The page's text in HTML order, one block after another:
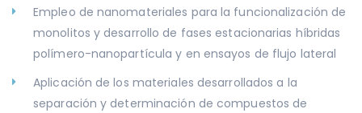
Empleo de nanomateriales para la funcionalización de
monolitos y desarrollo de fases estacionarias híbridas
polímero-nanopartícula y en ensayos de flujo lateral
Aplicación de los materiales desarrollados a la
separación y determinación de compuestos de